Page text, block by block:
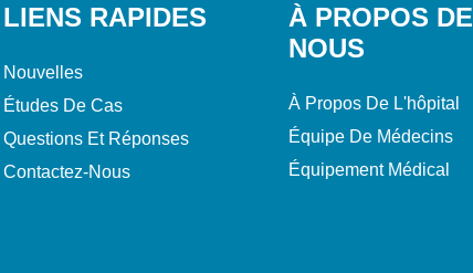
LIENS RAPIDES
Nouvelles
Études De Cas
Questions Et Réponses
Contactez-Nous
À PROPOS DE
NOUS
À Propos De L'hôpital
Équipe De Médecins
Équipement Médical